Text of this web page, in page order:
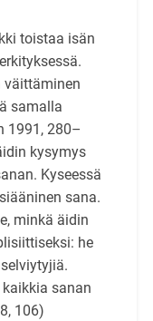
toistaa isän
väittäminen
samalla
1991, 280–
kysymys
Kyseessä
sana.
minkä äidin
he
sanan
106)